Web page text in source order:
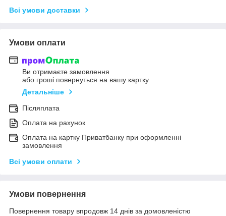
Всі умови доставки
Умови оплати
Ви отримаєте замовлення
або гроші повернуться на вашу картку
Детальніше
Післяплата
Оплата на рахунок
Оплата на картку Приватбанку при оформленні
замовлення
Всі умови оплати
Умови повернення
Повернення товару впродовж 14 днів за домовленістю